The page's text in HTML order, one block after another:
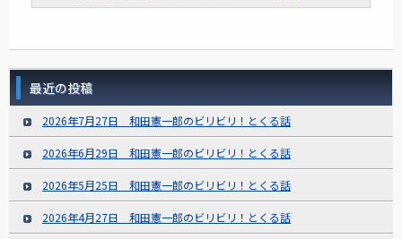
最近の投稿
2026年7月27日 和田憲一郎のビリビリ！とくる話
2026年6月29日 和田憲一郎のビリビリ！とくる話
2026年5月25日 和田憲一郎のビリビリ！とくる話
2026年4月27日 和田憲一郎のビリビリ！とくる話